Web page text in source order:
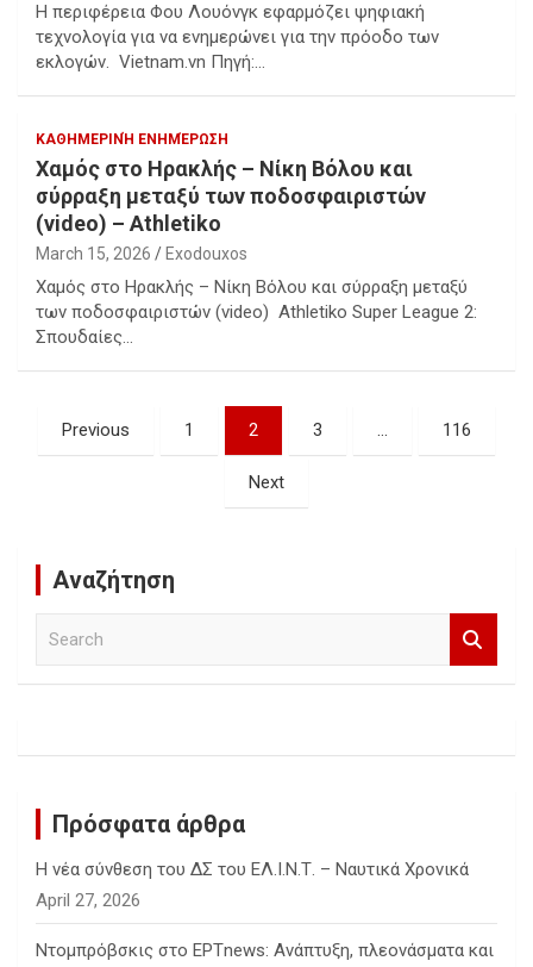
Η περιφέρεια Φου Λουόνγκ εφαρμόζει ψηφιακή
τεχνολογία για να ενημερώνει για την πρόοδο των
εκλογών. Vietnam.vn Πηγή:…
ΚΑΘΗΜΕΡΙΝΉ ΕΝΗΜΈΡΩΣΗ
Χαμός στο Ηρακλής – Νίκη Βόλου και
σύρραξη μεταξύ των ποδοσφαιριστών
(video) – Athletiko
March 15, 2026 Exodouxos
Χαμός στο Ηρακλής – Νίκη Βόλου και σύρραξη μεταξύ
των ποδοσφαιριστών (video) Athletiko Super League 2:
Σπουδαίες…
Posts
pagination
Previous 1 2 3 … 116
Next
Αναζήτηση
h
Πρόσφατα άρθρα
Η νέα σύνθεση του ΔΣ του ΕΛ.Ι.Ν.Τ. – Ναυτικά Χρονικά
April 27, 2026
Ντομπρόβσκις στο ΕΡΤnews: Ανάπτυξη, πλεονάσματα και